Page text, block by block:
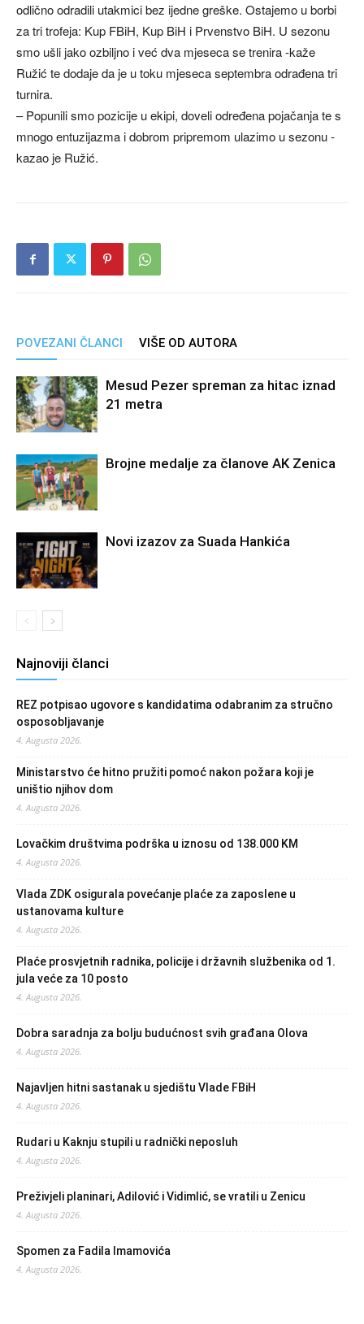
odlično odradili utakmici bez ijedne greške. Ostajemo u borbi
za tri trofeja: Kup FBiH, Kup BiH i Prvenstvo BiH. U sezonu
smo ušli jako ozbiljno i već dva mjeseca se trenira -kaže
Ružić te dodaje da je u toku mjeseca septembra odrađena tri
turnira.
– Popunili smo pozicije u ekipi, doveli određena pojačanja te s
mnogo entuzijazma i dobrom pripremom ulazimo u sezonu -
kazao je Ružić.
POVEZANI ČLANCI VIŠE OD AUTORA
Mesud Pezer spreman za hitac iznad
21 metra
Brojne medalje za članove AK Zenica
Novi izazov za Suada Hankića
Najnoviji članci
REZ potpisao ugovore s kandidatima odabranim za stručno
osposobljavanje
4. Augusta 2026.
Ministarstvo će hitno pružiti pomoć nakon požara koji je
uništio njihov dom
4. Augusta 2026.
Lovačkim društvima podrška u iznosu od 138.000 KM
4. Augusta 2026.
Vlada ZDK osigurala povećanje plaće za zaposlene u
ustanovama kulture
4. Augusta 2026.
Plaće prosvjetnih radnika, policije i državnih službenika od 1.
jula veće za 10 posto
4. Augusta 2026.
Dobra saradnja za bolju budućnost svih građana Olova
4. Augusta 2026.
Najavljen hitni sastanak u sjedištu Vlade FBiH
4. Augusta 2026.
Rudari u Kaknju stupili u radnički neposluh
4. Augusta 2026.
Preživjeli planinari, Adilović i Vidimlić, se vratili u Zenicu
4. Augusta 2026.
Spomen za Fadila Imamovića
4. Augusta 2026.